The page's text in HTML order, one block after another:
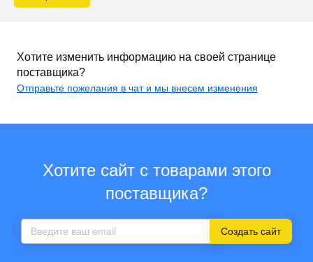
Хотите изменить информацию на своей странице
поставщика?
Отправьте пожелания в чат и мы внесем изменения
Хотите сайт с товарами этого
поставщика?
Создать сайт